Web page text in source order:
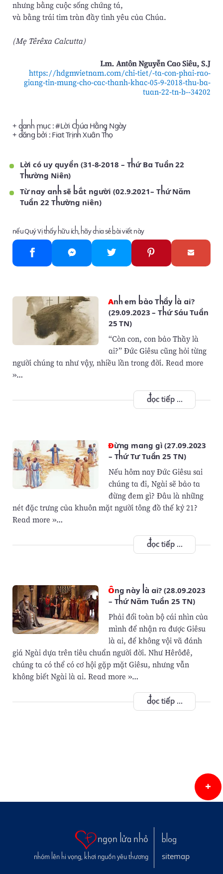
nhưng bằng cuộc sống chứng tá,
và bằng trái tim tràn đầy tình yêu của Chúa.
(Mẹ Têrêxa Calcutta)
Lm. Antôn Nguyễn Cao Siêu, S.J
https://hdgmvietnam.com/chi-tiet/-ta-con-phai-rao-
giang-tin-mung-cho-cac-thanh-khac-05-9-2018-thu-ba-
tuan-22-tn-b--34202
+ danh mục : #Lời Chúa Hằng Ngày
+ đăng bởi : Fiat Trịnh Xuân Thọ
Lời có uy quyền (31-8-2018 – Thứ Ba Tuần 22
Thường Niên)
Từ nay anh sẽ bắt người (02.9.2021– Thứ Năm
Tuần 22 Thường niên)
nếu Quý Vị thấy hữu ích, hãy chia sẻ bài viết này
Anh em bảo Thầy là ai?
(29.09.2023 – Thứ Sáu Tuần
25 TN)
“Còn con, con bảo Thầy là
ai?” Đức Giêsu cũng hỏi từng
người chúng ta như vậy, nhiều lần trong đời. Read more
»…
đọc tiếp ...
Đừng mang gì (27.09.2023
– Thứ Tư Tuần 25 TN)
Nếu hôm nay Đức Giêsu sai
chúng ta đi, Ngài sẽ bảo ta
đừng đem gì? Đâu là những
nét đặc trưng của khuôn mặt người tông đồ thế kỷ 21?
Read more »…
đọc tiếp ...
Ông này là ai? (28.09.2023
– Thứ Năm Tuần 25 TN)
Phải đổi toàn bộ cái nhìn của
mình để nhận ra được Giêsu
là ai, để không vội vã đánh
giá Ngài dựa trên tiêu chuẩn người đời. Như Hêrôđê,
chúng ta có thể có cơ hội gặp mặt Giêsu, nhưng vẫn
không biết Ngài là ai. Read more »…
đọc tiếp ...
ngọn lửa nhỏ
nhóm lên hi vọng, khơi nguồn yêu thương
blog
sitemap